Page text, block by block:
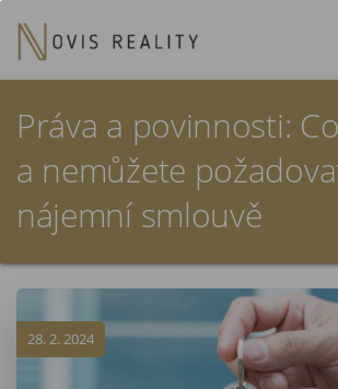
Práva a povinnosti:
a nemůžete
nájemní smlouvě
28. 2. 2024